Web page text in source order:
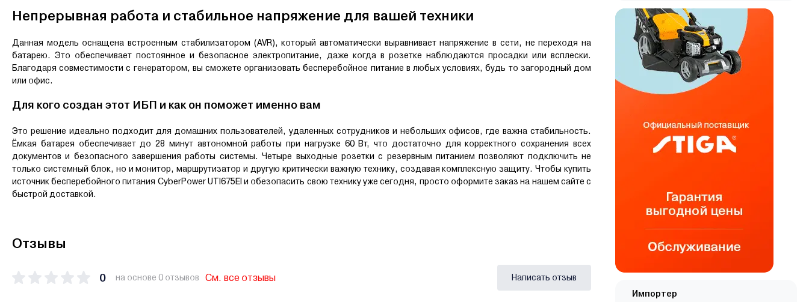
Непрерывная работа и стабильное напряжение для вашей техники
Данная модель оснащена встроенным стабилизатором (AVR), который автоматически выравнивает напряжение в сети, не переходя на
батарею. Это обеспечивает постоянное и безопасное электропитание, даже когда в розетке наблюдаются просадки или всплески.
Благодаря совместимости с генератором, вы сможете организовать бесперебойное питание в любых условиях, будь то загородный дом
или офис.
Для кого создан этот ИБП и как он поможет именно вам
Это решение идеально подходит для домашних пользователей, удаленных сотрудников и небольших офисов, где важна стабильность.
Ёмкая батарея обеспечивает до 28 минут автономной работы при нагрузке 60 Вт, что достаточно для корректного сохранения всех
документов и безопасного завершения работы системы. Четыре выходные розетки с резервным питанием позволяют подключить не
только системный блок, но и монитор, маршрутизатор и другую критически важную технику, создавая комплексную защиту. Чтобы купить
источник бесперебойного питания CyberPower UTI675EI и обезопасить свою технику уже сегодня, просто оформите заказ на нашем сайте с
быстрой доставкой.
Отзывы
0 на основе 0 отзывов См. все отзывы Написать отзыв
Импортер